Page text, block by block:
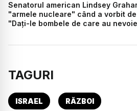
Senatorul american Lindsey
"armele nucleare" când a vorbit
"Dați-le bombele de care au
TAGURI
ISRAEL RĂZBOI